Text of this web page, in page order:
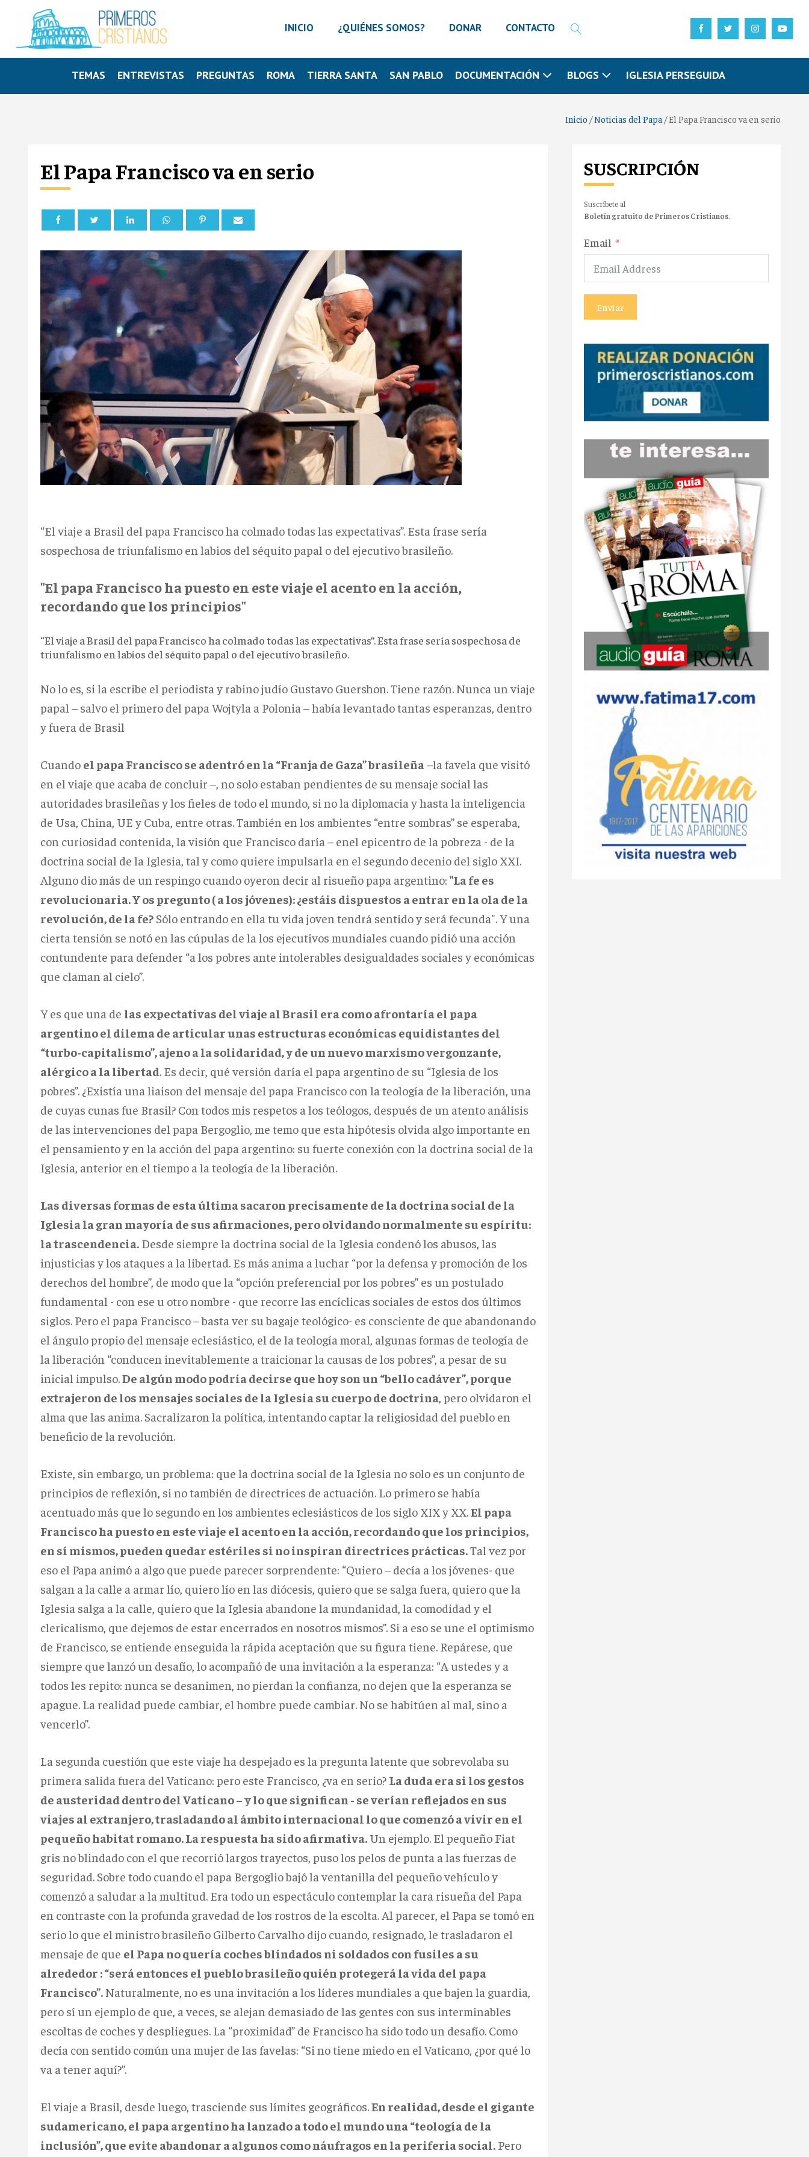
INICIO ¿QUIÉNES SOMOS? DONAR CONTACTO
TEMAS ENTREVISTAS PREGUNTAS ROMA TIERRA SANTA SAN PABLO DOCUMENTACIÓN BLOGS IGLESIA PERSEGUIDA
Inicio /Noticias del Papa /El Papa Francisco va en serio
El Papa Francisco va en serio
“El viaje a Brasil del papa Francisco ha colmado todas las expectativas”. Esta frase sería
sospechosa de triunfalismo en labios del séquito papal o del ejecutivo brasileño.
"El papa Francisco ha puesto en este viaje el acento en la acción,
recordando que los principios"
“El viaje a Brasil del papa Francisco ha colmado todas las expectativas”. Esta frase sería sospechosa de
triunfalismo en labios del séquito papal o del ejecutivo brasileño.
No lo es, si la escribe el periodista y rabino judío Gustavo Guershon. Tiene razón. Nunca un viaje
papal – salvo el primero del papa Wojtyla a Polonia – había levantado tantas esperanzas, dentro
y fuera de Brasil
Cuando el papa Francisco se adentró en la “Franja de Gaza” brasileña –la favela que visitó
en el viaje que acaba de concluir –, no solo estaban pendientes de su mensaje social las
autoridades brasileñas y los fieles de todo el mundo, si no la diplomacia y hasta la inteligencia
de Usa, China, UE y Cuba, entre otras. También en los ambientes “entre sombras” se esperaba,
con curiosidad contenida, la visión que Francisco daría – enel epicentro de la pobreza - de la
doctrina social de la Iglesia, tal y como quiere impulsarla en el segundo decenio del siglo XXI.
Alguno dio más de un respingo cuando oyeron decir al risueño papa argentino: "La fe es
revolucionaria. Y os pregunto ( a los jóvenes): ¿estáis dispuestos a entrar en la ola de la
revolución, de la fe? Sólo entrando en ella tu vida joven tendrá sentido y será fecunda". Y una
cierta tensión se notó en las cúpulas de la los ejecutivos mundiales cuando pidió una acción
contundente para defender “a los pobres ante intolerables desigualdades sociales y económicas
que claman al cielo”.
Y es que una de las expectativas del viaje al Brasil era como afrontaría el papa
argentino el dilema de articular unas estructuras económicas equidistantes del
“turbo-capitalismo”, ajeno a la solidaridad, y de un nuevo marxismo vergonzante,
alérgico a la libertad. Es decir, qué versión daría el papa argentino de su “Iglesia de los
pobres”. ¿Existía una liaison del mensaje del papa Francisco con la teología de la liberación, una
de cuyas cunas fue Brasil? Con todos mis respetos a los teólogos, después de un atento análisis
de las intervenciones del papa Bergoglio, me temo que esta hipótesis olvida algo importante en
el pensamiento y en la acción del papa argentino: su fuerte conexión con la doctrina social de la
Iglesia, anterior en el tiempo a la teología de la liberación.
Las diversas formas de esta última sacaron precisamente de la doctrina social de la
Iglesia la gran mayoría de sus afirmaciones, pero olvidando normalmente su espíritu:
la trascendencia. Desde siempre la doctrina social de la Iglesia condenó los abusos, las
injusticias y los ataques a la libertad. Es más anima a luchar “por la defensa y promoción de los
derechos del hombre”, de modo que la “opción preferencial por los pobres” es un postulado
fundamental - con ese u otro nombre - que recorre las encíclicas sociales de estos dos últimos
siglos. Pero el papa Francisco – basta ver su bagaje teológico- es consciente de que abandonando
el ángulo propio del mensaje eclesiástico, el de la teología moral, algunas formas de teología de
la liberación “conducen inevitablemente a traicionar la causas de los pobres”, a pesar de su
inicial impulso.De algún modo podría decirse que hoy son un “bello cadáver”, porque
extrajeron de los mensajes sociales de la Iglesia su cuerpo de doctrina , pero olvidaron el
alma que las anima. Sacralizaron la política, intentando captar la religiosidad del pueblo en
beneficio de la revolución.
Existe, sin embargo, un problema: que la doctrina social de la Iglesia no solo es un conjunto de
principios de reflexión, si no también de directrices de actuación. Lo primero se había
acentuado más que lo segundo en los ambientes eclesiásticos de los siglo XIX y XX.El papa
Francisco ha puesto en este viaje el acento en la acción, recordando que los principios,
en sí mismos, pueden quedar estériles si no inspiran directrices prácticas.Tal vez por
eso el Papa animó a algo que puede parecer sorprendente: “Quiero – decía a los jóvenes- que
salgan a la calle a armar lío, quiero lío en las diócesis, quiero que se salga fuera, quiero que la
Iglesia salga a la calle, quiero que la Iglesia abandone la mundanidad, la comodidad y el
clericalismo, que dejemos de estar encerrados en nosotros mismos”. Si a eso se une el optimismo
de Francisco, se entiende enseguida la rápida aceptación que su figura tiene. Repárese, que
siempre que lanzó un desafío, lo acompañó de una invitación a la esperanza: “A ustedes y a
todos les repito: nunca se desanimen, no pierdan la confianza, no dejen que la esperanza se
apague. La realidad puede cambiar, el hombre puede cambiar. No se habitúen al mal, sino a
vencerlo”.
La segunda cuestión que este viaje ha despejado es la pregunta latente que sobrevolaba su
primera salida fuera del Vaticano: pero este Francisco, ¿va en serio? La duda era si los gestos
de austeridad dentro del Vaticano – y lo que significan - se verían reflejados en sus
viajes al extranjero, trasladando al ámbito internacional lo que comenzó a vivir en el
pequeño habitat romano. La respuesta ha sido afirmativa. Un ejemplo. El pequeño Fiat
gris no blindado con el que recorrió largos trayectos, puso los pelos de punta a las fuerzas de
seguridad. Sobre todo cuando el papa Bergoglio bajó la ventanilla del pequeño vehículo y
comenzó a saludar a la multitud. Era todo un espectáculo contemplar la cara risueña del Papa
en contraste con la profunda gravedad de los rostros de la escolta. Al parecer, el Papa se tomó en
serio lo que el ministro brasileño Gilberto Carvalho dijo cuando, resignado, le trasladaron el
mensaje de que el Papa no quería coches blindados ni soldados con fusiles a su
alrededor : “será entonces el pueblo brasileño quién protegerá la vida del papa
Francisco”. Naturalmente, no es una invitación a los líderes mundiales a que bajen la guardia,
pero sí un ejemplo de que, a veces, se alejan demasiado de las gentes con sus interminables
escoltas de coches y despliegues. La “proximidad” de Francisco ha sido todo un desafío. Como
decía con sentido común una mujer de las favelas: “Si no tiene miedo en el Vaticano, ¿por qué lo
va a tener aquí?”.
El viaje a Brasil, desde luego, trasciende sus límites geográficos.En realidad, desde el gigante
sudamericano, el papa argentino ha lanzado a todo el mundo una “teología de la
inclusión”, que evite abandonar a algunos como náufragos en la periferia social. Pero
SUSCRIPCIÓN
Suscríbete al
Boletín gratuito de Primeros Cristianos.
Email
Enviar